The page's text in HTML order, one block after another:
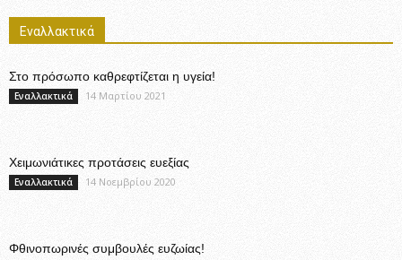
Εναλλακτικά
Στο πρόσωπο καθρεφτίζεται η υγεία!
Εναλλακτικά 14 Μαρτίου 2021
Χειμωνιάτικες προτάσεις ευεξίας
Εναλλακτικά 14 Νοεμβρίου 2020
Φθινοπωρινές συμβουλές ευζωίας!